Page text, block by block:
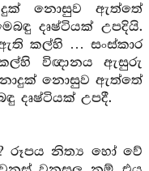
නොසුව ඇත්තේ
දෘෂ්ටියක් උපදියි.
කල්හි … සංස්කාර
විඥානය ඇසුරු
නොසුව ඇත්තේ
දෘෂ්ටියක් උපදී.
රූපය නිත්‍ය හෝ වේ